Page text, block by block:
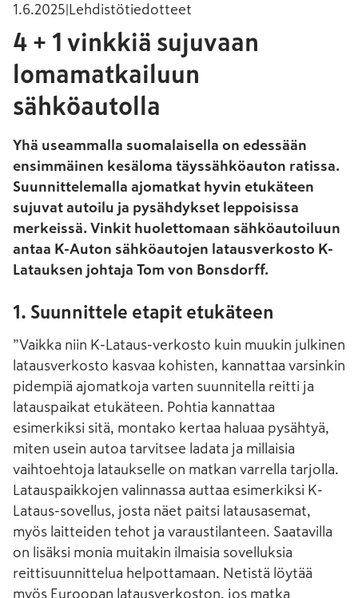
1.6.2025 Lehdistötiedotteet
4 + 1 vinkkiä sujuvaan
lomamatkailuun
sähköautolla
Yhä useammalla suomalaisella on edessään
ensimmäinen kesäloma täyssähköauton ratissa.
Suunnittelemalla ajomatkat hyvin etukäteen
sujuvat autoilu ja pysähdykset leppoisissa
merkeissä. Vinkit huolettomaan sähköautoiluun
antaa K-Auton sähköautojen latausverkosto K-
Latauksen johtaja Tom von Bonsdorff.
1. Suunnittele etapit etukäteen
”Vaikka niin K-Lataus-verkosto kuin muukin julkinen
latausverkosto kasvaa kohisten, kannattaa varsinkin
pidempiä ajomatkoja varten suunnitella reitti ja
latauspaikat etukäteen. Pohtia kannattaa
esimerkiksi sitä, montako kertaa haluaa pysähtyä,
miten usein autoa tarvitsee ladata ja millaisia
vaihtoehtoja lataukselle on matkan varrella tarjolla.
Latauspaikkojen valinnassa auttaa esimerkiksi K-
Lataus-sovellus, josta näet paitsi latausasemat,
myös laitteiden tehot ja varaustilanteen. Saatavilla
on lisäksi monia muitakin ilmaisia sovelluksia
reittisuunnittelua helpottamaan. Netistä löytää
myös Euroopan latausverkoston, jos matka